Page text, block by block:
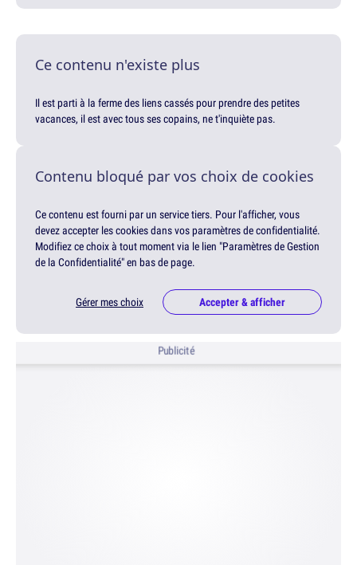
Ce contenu n'existe plus
Il est parti à la ferme des liens cassés pour prendre des petites
vacances, il est avec tous ses copains, ne t'inquiète pas.
Contenu bloqué par vos choix de cookies
Ce contenu est fourni par un service tiers. Pour l'afficher, vous
devez accepter les cookies dans vos paramètres de confidentialité.
Modifiez ce choix à tout moment via le lien "Paramètres de Gestion
de la Confidentialité" en bas de page.
Gérer mes choix Accepter & afficher
Publicité